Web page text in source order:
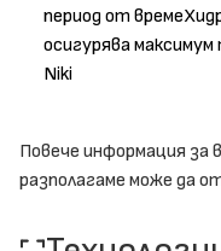
период от
осигурява
Niki
Повече информация за
разполагаме може да